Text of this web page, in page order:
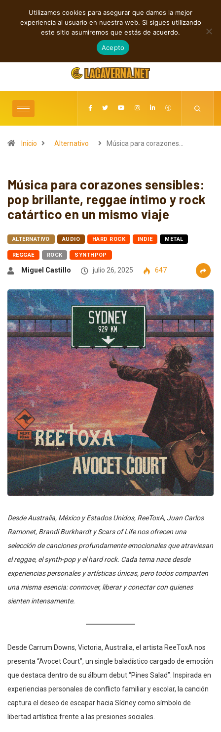
TENDENCIAS
Cuatro canciones independientes entre folk, rock y pop
agosto 7, 2026
Inicio Alternativo Música para corazones…
Música para corazones sensibles:
pop brillante, reggae íntimo y rock
catártico en un mismo viaje
ALTERNATIVO AUDIO HARD ROCK INDIE METAL
REGGAE ROCK SYNTHPOP
Miguel Castillo julio 26, 2025 647
Desde Australia, México y Estados Unidos, ReeToxA, Juan Carlos
Ramonet, Brandi Burkhardt y Scars of Life nos ofrecen una
selección de canciones profundamente emocionales que atraviesan
el reggae, el synth-pop y el hard rock. Cada tema nace desde
experiencias personales y artísticas únicas, pero todos comparten
una misma esencia: conmover, liberar y conectar con quienes
sienten intensamente.
Desde Carrum Downs, Victoria, Australia, el artista ReeToxA nos
presenta “Avocet Court”, un single baladístico cargado de emoción
que destaca dentro de su álbum debut “Pines Salad”. Inspirada en
experiencias personales de conflicto familiar y escolar, la canción
captura el deseo de escapar hacia Sídney como símbolo de
libertad artística frente a las presiones sociales.
Utilizamos cookies para asegurar que damos la mejor
experiencia al usuario en nuestra web. Si sigues utilizando
este sitio asumiremos que estás de acuerdo.
Acepto